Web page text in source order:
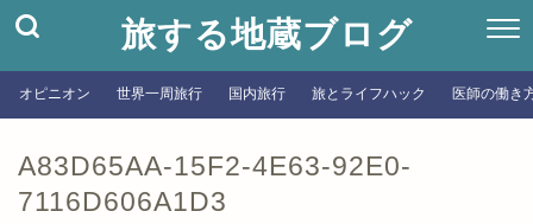
旅する地蔵ブログ
オピニオン 世界一周旅行 国内旅行 旅とライフハック 医師の働き
A83D65AA-15F2-4E63-92E0-
7116D606A1D3